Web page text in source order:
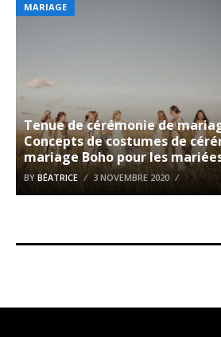
MARIAGE
Tenue de cérémonie de
Concepts de costumes de
mariage Boho pour les
BY BÉATRICE 3 NOVEMBRE 2020